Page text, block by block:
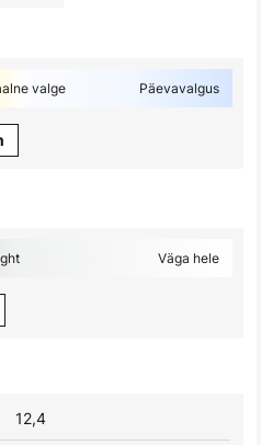
valge Päevavalgus
Väga hele
12,4